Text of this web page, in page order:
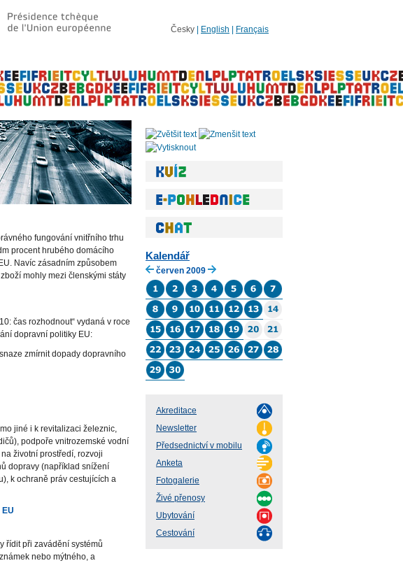
Česky English Français
fungování vnitřního trhu
procent hrubého domácího
Navíc zásadním způsobem
mohly mezi členskými státy
čas rozhodnout“ vydaná v roce
dopravní politiky EU:
zmírnit dopady dopravního
jiné i k revitalizaci železnic,
podpoře vnitrozemské vodní
životní prostředí, rozvoji
dopravy (například snížení
k ochraně práv cestujících a
řídit při zavádění systémů
nebo mýtného, a
Kalendář
červen 2009
Akreditace
Newsletter
Předsednictví v mobilu
Anketa
Fotogalerie
Živé přenosy
Ubytování
Cestování